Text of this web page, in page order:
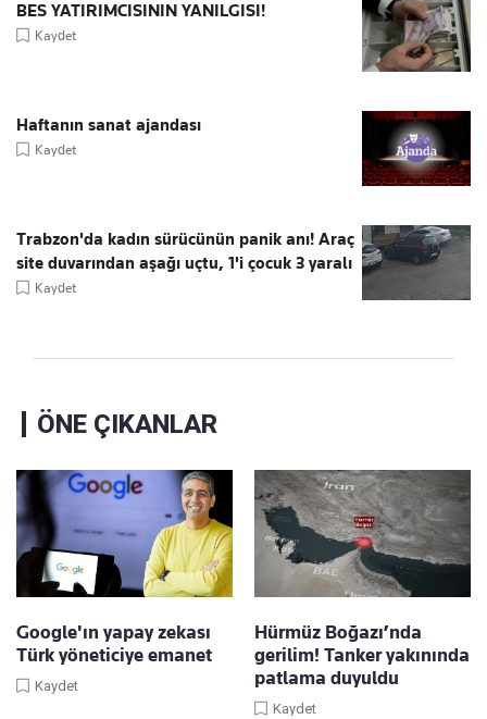
BES YATIRIMCISININ YANILGISI!
Kaydet
Haftanın sanat ajandası
Kaydet
Trabzon'da kadın sürücünün panik anı! Araç
site duvarından aşağı uçtu, 1'i çocuk 3 yaralı
Kaydet
ÖNE ÇIKANLAR
Google'ın yapay zekası
Türk yöneticiye emanet
Kaydet
Hürmüz Boğazı’nda
gerilim! Tanker yakınında
patlama duyuldu
Kaydet